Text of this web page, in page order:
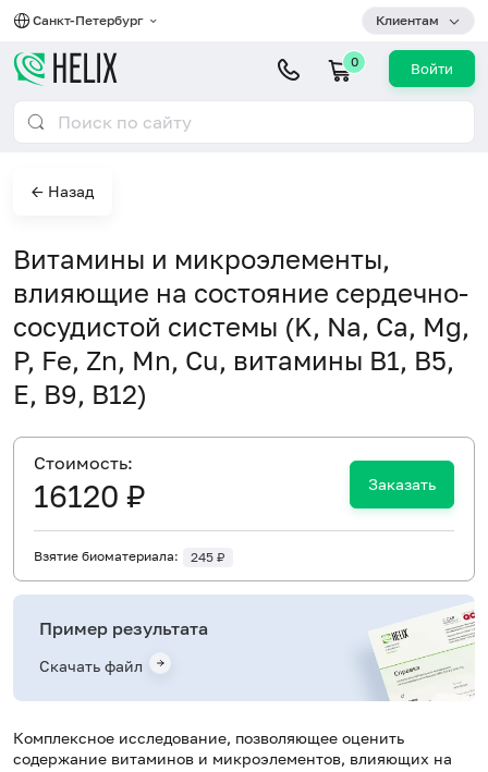
Санкт-Петербург Клиентам
0 Войти
← Назад
Витамины и микроэлементы,
влияющие на состояние сердечно-
сосудистой системы (K, Na, Сa, Mg,
P, Fe, Zn, Mn, Cu, витамины B1, B5,
E, B9, B12)
Комплексное исследование, позволяющее оценить
содержание витаминов и микроэлементов, влияющих на
Cтоимость:
16120 ₽ Заказать
Взятие биоматериала: 245 ₽
Пример результата
Скачать файл